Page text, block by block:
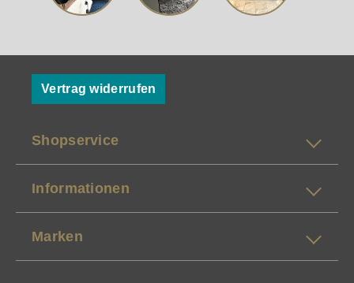
Vertrag widerrufen
Shopservice
Informationen
Marken